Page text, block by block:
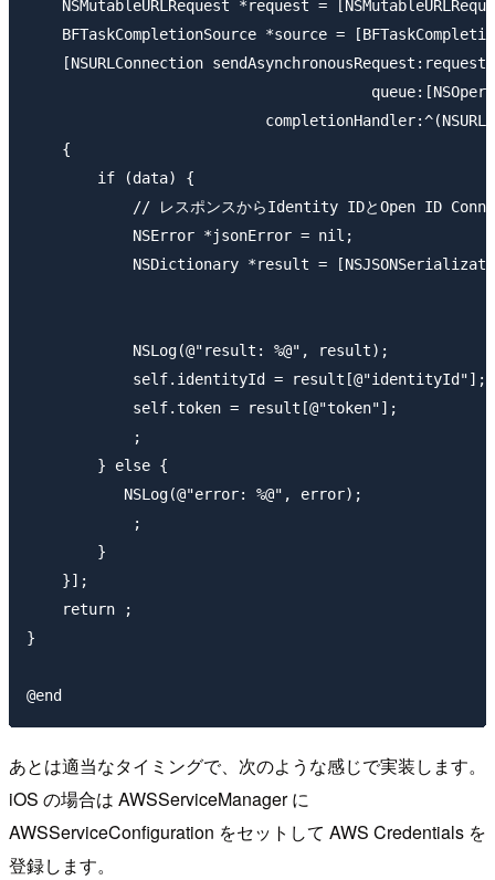
NSMutableURLRequest *request =
BFTaskCompletionSource *source =
    [NSURLConnection sendAsynchronousRequest:request
    {
        if (data) {
// レスポンスからIdentity IDとOpen ID
            NSError *jsonError = nil;
NSDictionary *result =
            NSLog(@"result: %@", result);
            self.identityId = result[@"identityId"];
            self.token = result[@"token"];
            ;
        } else {
           NSLog(@"error: %@", error);
            ;
        }
    }];
    return ;
}
あとは適当なタイミングで、次のような感じで実装します。
iOS の場合は AWSServiceManager に
AWSServiceConfiguration をセットして AWS Credentials を
登録します。